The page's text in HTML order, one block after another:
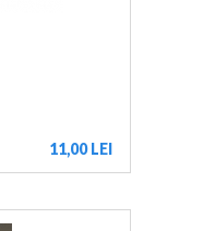
11,00 LEI